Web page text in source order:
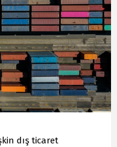
dış ticaret